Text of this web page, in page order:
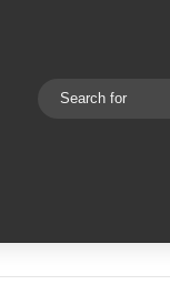
Switch skin